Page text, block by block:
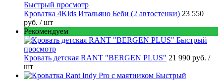
Быстрый просмотр
Кроватка 4Kids Итальяно Беби (2 автостенки) 23 550
руб. / шт
Рекомендуем
Быстрый
просмотр
Кровать детская RANT "BERGEN PLUS" 21 990 руб. /
шт
Быстрый